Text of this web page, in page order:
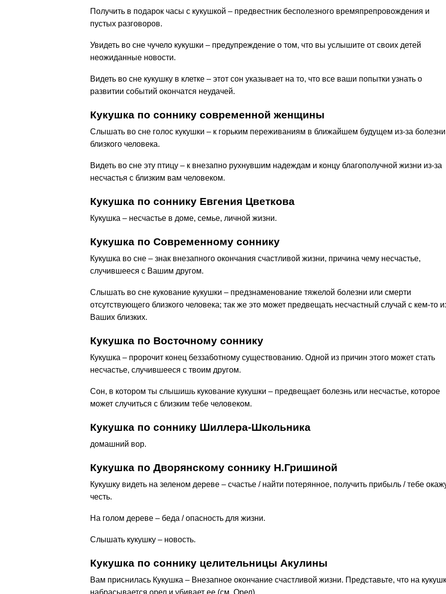
Получить в подарок часы с кукушкой – предвестник бесполезного времяпрепровождения и
пустых разговоров.
Увидеть во сне чучело кукушки – предупреждение о том, что вы услышите от своих детей
неожиданные новости.
Видеть во сне кукушку в клетке – этот сон указывает на то, что все ваши попытки узнать о
развитии событий окончатся неудачей.
Кукушка по соннику современной женщины
Слышать во сне голос кукушки – к горьким переживаниям в ближайшем будущем из-за болезни
близкого человека.
Видеть во сне эту птицу – к внезапно рухнувшим надеждам и концу благополучной жизни из-за
несчастья с близким вам человеком.
Кукушка по соннику Евгения Цветкова
Кукушка – несчастье в доме, семье, личной жизни.
Кукушка по Современному соннику
Кукушка во сне – знак внезапного окончания счастливой жизни, причина чему несчастье,
случившееся с Вашим другом.
Слышать во сне кукование кукушки – предзнаменование тяжелой болезни или смерти
отсутствующего близкого человека; так же это может предвещать несчастный случай с кем-то
Ваших близких.
Кукушка по Восточному соннику
Кукушка – пророчит конец беззаботному существованию. Одной из причин этого может стать
несчастье, случившееся с твоим другом.
Сон, в котором ты слышишь кукование кукушки – предвещает болезнь или несчастье, которое
может случиться с близким тебе человеком.
Кукушка по соннику Шиллера-Школьника
домашний вор.
Кукушка по Дворянскому соннику Н.Гришиной
Кукушку видеть на зеленом дереве – счастье / найти потерянное, получить прибыль / тебе
честь.
На голом дереве – беда / опасность для жизни.
Слышать кукушку – новость.
Кукушка по соннику целительницы Акулины
Вам приснилась Кукушка – Внезапное окончание счастливой жизни. Представьте, что на
набрасывается орел и убивает ее (см. Орел).